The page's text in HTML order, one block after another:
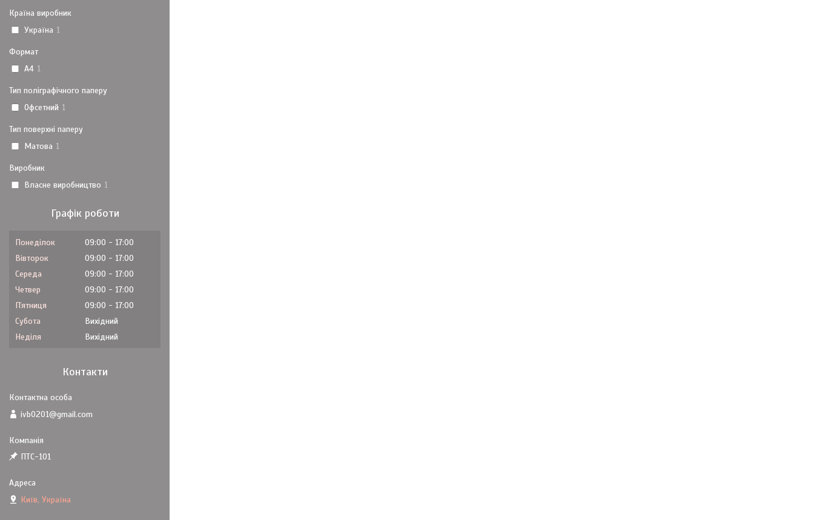
Країна виробник
Україна 1
Формат
A4 1
Тип поліграфічного паперу
Офсетний 1
Тип поверхні паперу
Матова 1
Виробник
Власне виробництво 1
Графік роботи
Понеділок 09:00
17:00
Вівторок
09:00
17:00
Середа
09:00
17:00
Четвер
09:00
17:00
Пʼятниця
09:00
17:00
Субота
Вихідний
Неділя
Вихідний
Контакти
ivb0201@gmail.com
ПТС-101
Київ, Україна